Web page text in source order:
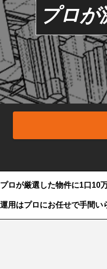
プロ
プロが厳選した物件に1口10
運用はプロにお任せで手間い